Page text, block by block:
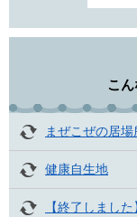
こ
まぜこぜの居
健康自生地
【終了しまし